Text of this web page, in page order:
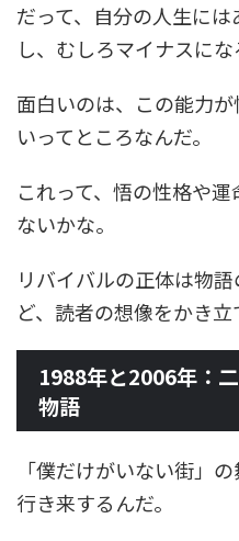
だって、自分の人生に
し、むしろマイナスにな
面白いのは、この能力
いってところなんだ。
これって、悟の性格や
ないかな。
リバイバルの正体は物
ど、読者の想像をかき立
1988年と2006年：
物語
「僕だけがいない街」
行き来するんだ。